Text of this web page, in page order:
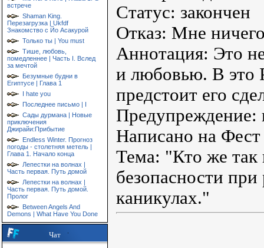
встрече
Shaman King.
Перезагрузка | Ukfdf
Знакомство с Йо Асакурой
Только ты | You must
Тише, любовь,
помедленнее | Часть I. Вслед
за мечтой
Безумные будни в
Египтусе | Глава 1
I hate you
Последнее письмо | I
Сады дурмана | Новые
приключения
Джирайи:Прибытие
Endless Winter. Прогноз
погоды - столетняя метель |
Глава 1. Начало конца
Лепестки на волнах |
Часть первая. Путь домой
Лепестки на волнах |
Часть первая. Путь домой.
Пролог
Between Angels And
Demons | What Have You Done
Чат
Статус: закончен
Отказ: Мне
Аннотация: Это
и любовью. В это
предстоит его
Предупреждение:
Написано на
Тема: "Кто же
безопасности
каникулах."